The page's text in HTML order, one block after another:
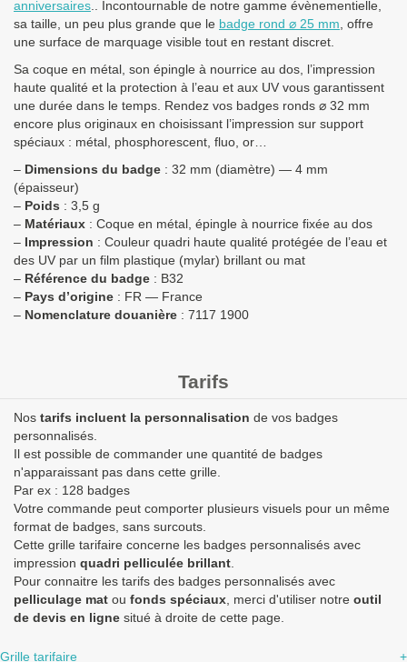
anniversaires.. Incontournable de notre gamme évènementielle,
sa taille, un peu plus grande que le badge rond ⌀ 25 mm, offre
une surface de marquage visible tout en restant discret.
Sa coque en métal, son épingle à nourrice au dos, l’impression
haute qualité et la protection à l’eau et aux UV vous garantissent
une durée dans le temps. Rendez vos badges ronds ⌀ 32 mm
encore plus originaux en choisissant l’impression sur support
spéciaux : métal, phosphorescent, fluo, or…
– Dimensions du badge : 32 mm (diamètre) — 4 mm
(épaisseur)
– Poids : 3,5 g
– Matériaux : Coque en métal, épingle à nourrice fixée au dos
– Impression : Couleur quadri haute qualité protégée de l’eau et
des UV par un film plastique (mylar) brillant ou mat
– Référence du badge : B32
– Pays d’origine : FR — France
– Nomenclature douanière : 7117 1900
Tarifs
Nos tarifs incluent la personnalisation de vos badges
personnalisés.
Il est possible de commander une quantité de badges
n'apparaissant pas dans cette grille.
Par ex : 128 badges
Votre commande peut comporter plusieurs visuels pour un même
format de badges, sans surcouts.
Cette grille tarifaire concerne les badges personnalisés avec
impression quadri pelliculée brillant
Pour connaitre les tarifs des badges personnalisés avec
pelliculage mat ou fonds spéciaux , merci d'utiliser notre outil
de devis en ligne situé à droite de cette page.
Grille tarifaire +